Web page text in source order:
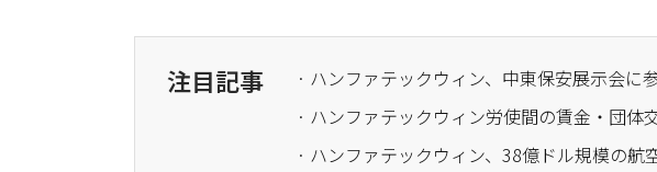
注目記事
· ハンファテックウィン労使間の賃金・団体
· ハンファテックウィン、38億ドル規模の